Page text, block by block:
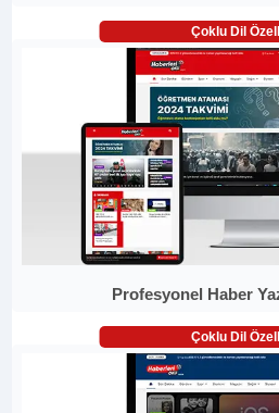
Çoklu Dil
Profesyonel Haber
Çoklu Dil